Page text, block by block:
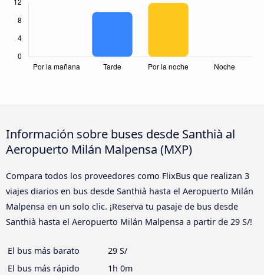
Información sobre buses desde Santhià al
Aeropuerto Milán Malpensa (MXP)
Compara todos los proveedores como FlixBus que realizan 3
viajes diarios en bus desde Santhià hasta el Aeropuerto Milán
Malpensa en un solo clic. ¡Reserva tu pasaje de bus desde
Santhià hasta el Aeropuerto Milán Malpensa a partir de 29 S/!
El bus más barato
29 S/
El bus más rápido
1h 0m